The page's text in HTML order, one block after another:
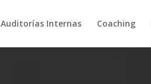
Auditorías Internas Coaching